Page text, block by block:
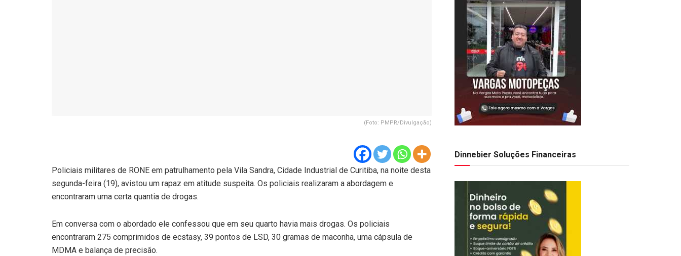
(Foto: PMPR/Divulgação)
Policiais militares de RONE em patrulhamento pela Vila Sandra, Cidade Industrial de Curitiba, na noite desta
segunda-feira (19), avistou um rapaz em atitude suspeita. Os policiais realizaram a abordagem e
encontraram uma certa quantia de drogas.
Em conversa com o abordado ele confessou que em seu quarto havia mais drogas. Os policiais
encontraram 275 comprimidos de ecstasy, 39 pontos de LSD, 30 gramas de maconha, uma cápsula de
MDMA e balança de precisão.
Dinnebier Soluções Financeiras